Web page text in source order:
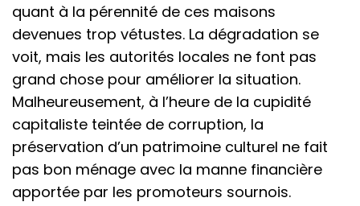
quant à la pérennité de ces maisons
devenues trop vétustes. La dégradation se
voit, mais les autorités locales ne font pas
grand chose pour améliorer la situation.
Malheureusement, à l’heure de la cupidité
capitaliste teintée de corruption, la
préservation d’un patrimoine culturel ne fait
pas bon ménage avec la manne financière
apportée par les promoteurs sournois.